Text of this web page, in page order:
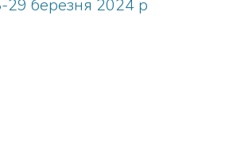
29 березня 2024 р